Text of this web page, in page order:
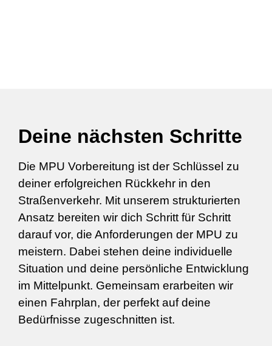
Deine nächsten Schritte
Die MPU Vorbereitung ist der Schlüssel zu
deiner erfolgreichen Rückkehr in den
Straßenverkehr. Mit unserem strukturierten
Ansatz bereiten wir dich Schritt für Schritt
darauf vor, die Anforderungen der MPU zu
meistern. Dabei stehen deine individuelle
Situation und deine persönliche Entwicklung
im Mittelpunkt. Gemeinsam erarbeiten wir
einen Fahrplan, der perfekt auf deine
Bedürfnisse zugeschnitten ist.